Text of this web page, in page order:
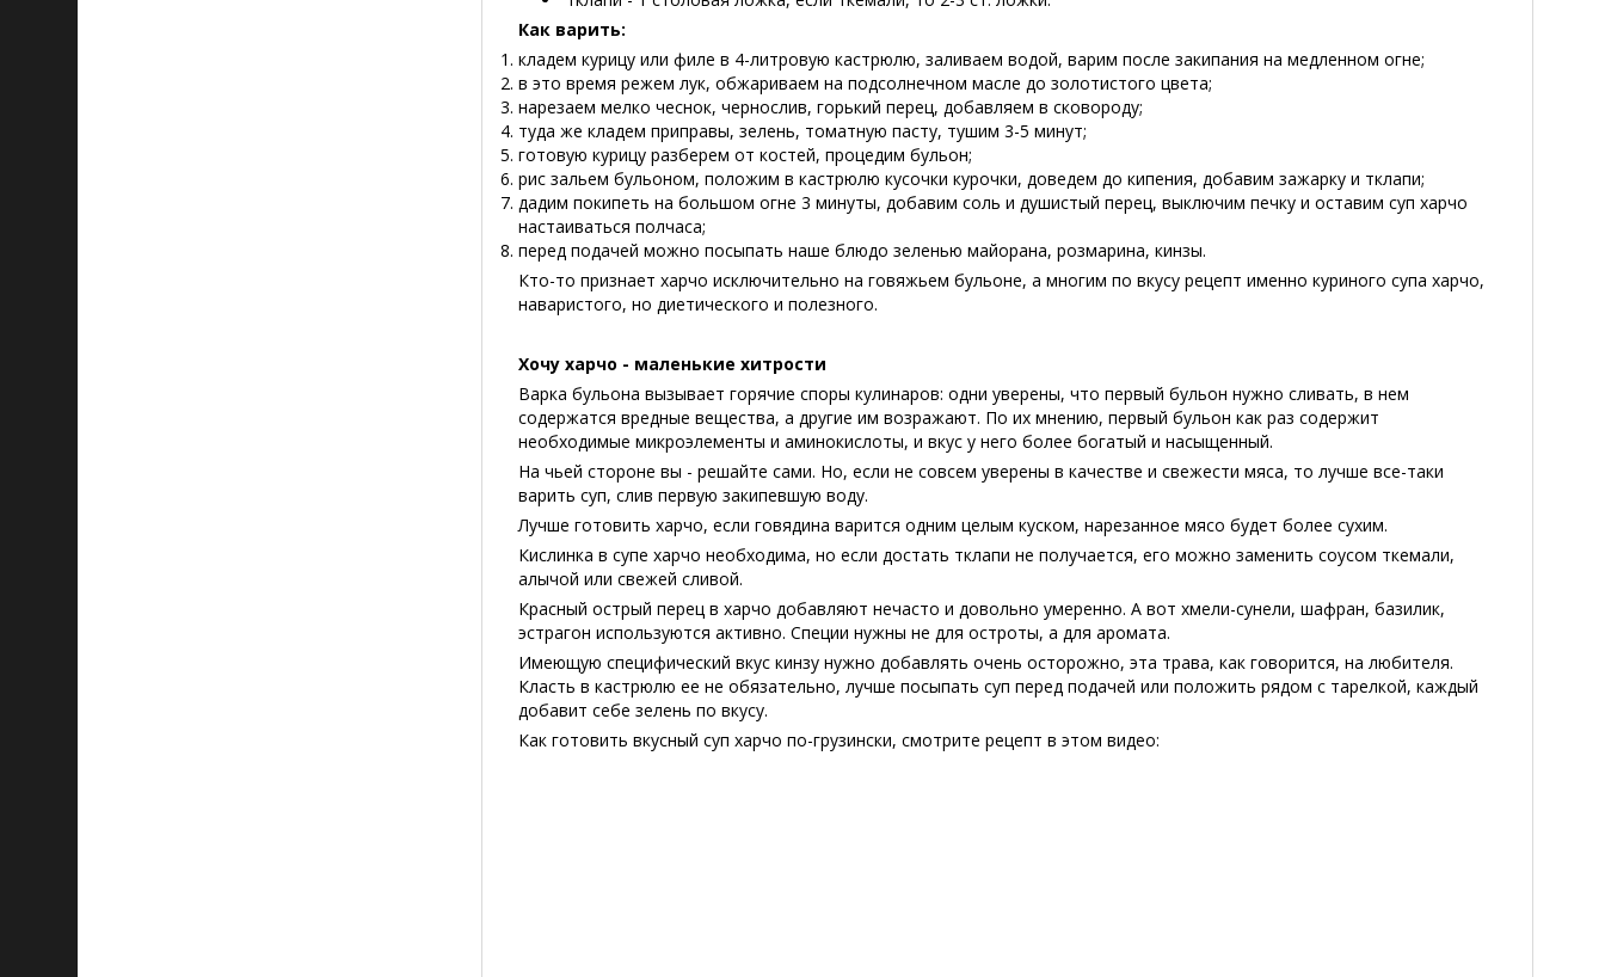
Как варить:
кладем курицу или филе в 4-литровую кастрюлю, заливаем водой, варим после закипания на медленном огне;
в это время режем лук, обжариваем на подсолнечном масле до золотистого цвета;
нарезаем мелко чеснок, чернослив, горький перец, добавляем в сковороду;
туда же кладем приправы, зелень, томатную пасту, тушим 3-5 минут;
готовую курицу разберем от костей, процедим бульон;
рис зальем бульоном, положим в кастрюлю кусочки курочки, доведем до кипения, добавим зажарку и тклапи;
дадим покипеть на большом огне 3 минуты, добавим соль и душистый перец, выключим печку и оставим суп харчо
настаиваться полчаса;
перед подачей можно посыпать наше блюдо зеленью майорана, розмарина, кинзы.
Кто-то признает харчо исключительно на говяжьем бульоне, а многим по вкусу рецепт именно куриного супа харчо,
наваристого, но диетического и полезного.
Хочу харчо - маленькие хитрости
Варка бульона вызывает горячие споры кулинаров: одни уверены, что первый бульон нужно сливать, в нем
содержатся вредные вещества, а другие им возражают. По их мнению, первый бульон как раз содержит
необходимые микроэлементы и аминокислоты, и вкус у него более богатый и насыщенный.
На чьей стороне вы - решайте сами. Но, если не совсем уверены в качестве и свежести мяса, то лучше все-таки
варить суп, слив первую закипевшую воду.
Лучше готовить харчо, если говядина варится одним целым куском, нарезанное мясо будет более сухим.
Кислинка в супе харчо необходима, но если достать тклапи не получается, его можно заменить соусом ткемали,
алычой или свежей сливой.
Красный острый перец в харчо добавляют нечасто и довольно умеренно. А вот хмели-сунели, шафран, базилик,
эстрагон используются активно. Специи нужны не для остроты, а для аромата.
Имеющую специфический вкус кинзу нужно добавлять очень осторожно, эта трава, как говорится, на любителя.
Класть в кастрюлю ее не обязательно, лучше посыпать суп перед подачей или положить рядом с тарелкой, каждый
добавит себе зелень по вкусу.
Как готовить вкусный суп харчо по-грузински, смотрите рецепт в этом видео: